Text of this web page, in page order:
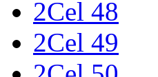
2Cel 48
2Cel 49